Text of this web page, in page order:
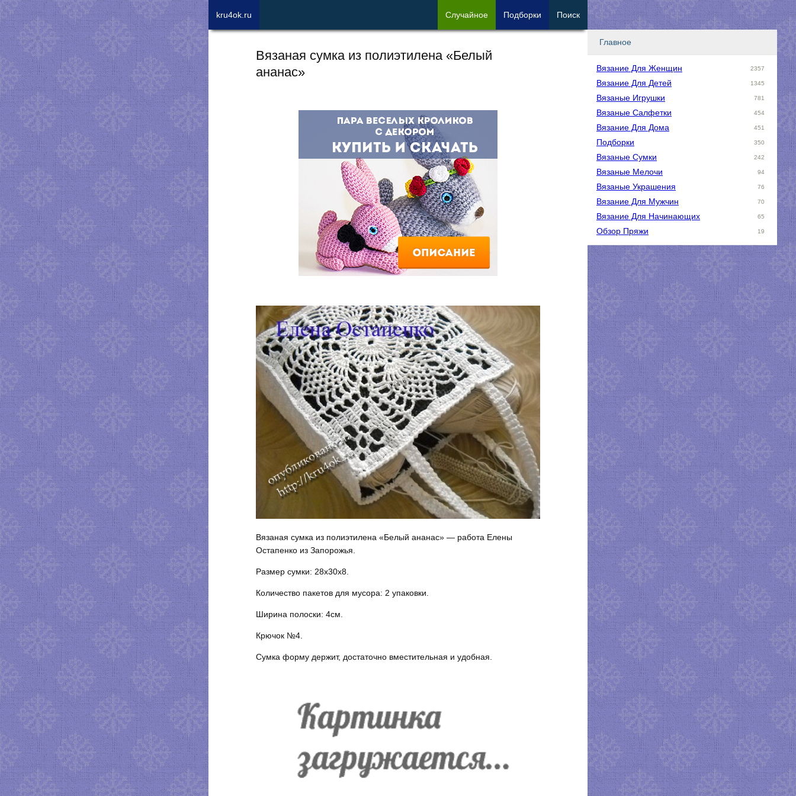
Вязаная сумка из полиэтилена «Белый
ананас»
Вязаная сумка из полиэтилена «Белый ананас» — работа Елены
Остапенко из Запорожья.
Размер сумки: 28х30х8.
Количество пакетов для мусора: 2 упаковки.
Ширина полоски: 4см.
Крючок №4.
Сумка форму держит, достаточно вместительная и удобная.
Главное
Вязание Для Женщин 2357
Вязание Для Детей 1345
Вязаные Игрушки 781
Вязаные Салфетки 454
Вязание Для Дома 451
Подборки 350
Вязаные Сумки 242
Вязаные Мелочи 94
Вязаные Украшения 76
Вязание Для Мужчин 70
Вязание Для Начинающих 65
Обзор Пряжи 19
kru4ok.ru Случайное Подборки Поиск